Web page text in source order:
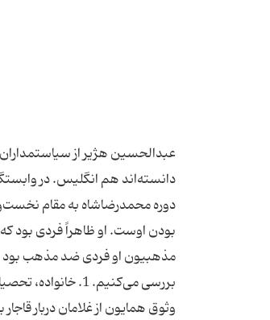
عبدالحسین هژیر از سیاستمداران
دانسته‌اند هم انگلیس. در
دوره محمدرضا‌شاه به مقام
بودن اوست. او ظاهراً فردی بود
مذهبیون او فردی ضد مذهب بود
وثوق همایون از غلامان دربار